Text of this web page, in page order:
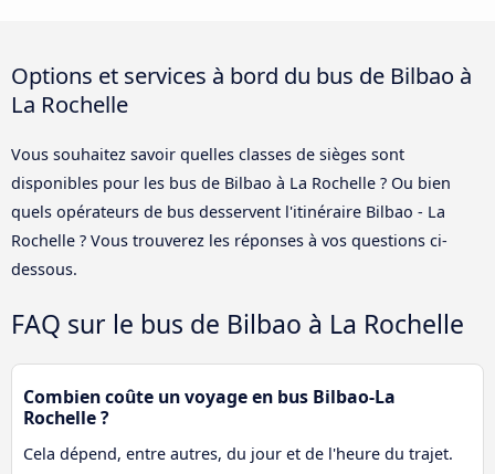
Options et services à bord du bus de Bilbao à
La Rochelle
Vous souhaitez savoir quelles classes de sièges sont
disponibles pour les bus de Bilbao à La Rochelle ? Ou bien
quels opérateurs de bus desservent l'itinéraire Bilbao - La
Rochelle ? Vous trouverez les réponses à vos questions ci-
dessous.
FAQ sur le bus de Bilbao à La Rochelle
Combien coûte un voyage en bus Bilbao-La
Rochelle ?
Cela dépend, entre autres, du jour et de l'heure du trajet.